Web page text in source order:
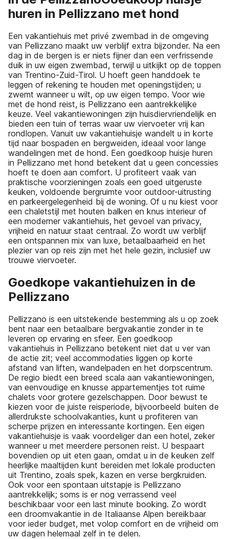
huren in Pellizzano met hond
Een vakantiehuis met privé zwembad in de omgeving
van Pellizzano maakt uw verblijf extra bijzonder. Na een
dag in de bergen is er niets fijner dan een verfrissende
duik in uw eigen zwembad, terwijl u uitkijkt op de toppen
van Trentino-Zuid-Tirol. U hoeft geen handdoek te
leggen of rekening te houden met openingstijden; u
zwemt wanneer u wilt, op uw eigen tempo. Voor wie
met de hond reist, is Pellizzano een aantrekkelijke
keuze. Veel vakantiewoningen zijn huisdiervriendelijk en
bieden een tuin of terras waar uw viervoeter vrij kan
rondlopen. Vanuit uw vakantiehuisje wandelt u in korte
tijd naar bospaden en bergweiden, ideaal voor lange
wandelingen met de hond. Een goedkoop huisje huren
in Pellizzano met hond betekent dat u geen concessies
hoeft te doen aan comfort. U profiteert vaak van
praktische voorzieningen zoals een goed uitgeruste
keuken, voldoende bergruimte voor outdoor-uitrusting
en parkeergelegenheid bij de woning. Of u nu kiest voor
een chaletstijl met houten balken en knus interieur of
een moderner vakantiehuis, het gevoel van privacy,
vrijheid en natuur staat centraal. Zo wordt uw verblijf
een ontspannen mix van luxe, betaalbaarheid en het
plezier van op reis zijn met het hele gezin, inclusief uw
trouwe viervoeter.
Goedkope vakantiehuizen in de
Pellizzano
Pellizzano is een uitstekende bestemming als u op zoek
bent naar een betaalbare bergvakantie zonder in te
leveren op ervaring en sfeer. Een goedkoop
vakantiehuis in Pellizzano betekent niet dat u ver van
de actie zit; veel accommodaties liggen op korte
afstand van liften, wandelpaden en het dorpscentrum.
De regio biedt een breed scala aan vakantiewoningen,
van eenvoudige en knusse appartementjes tot ruime
chalets voor grotere gezelschappen. Door bewust te
kiezen voor de juiste reisperiode, bijvoorbeeld buiten de
allerdrukste schoolvakanties, kunt u profiteren van
scherpe prijzen en interessante kortingen. Een eigen
vakantiehuisje is vaak voordeliger dan een hotel, zeker
wanneer u met meerdere personen reist. U bespaart
bovendien op uit eten gaan, omdat u in de keuken zelf
heerlijke maaltijden kunt bereiden met lokale producten
uit Trentino, zoals spek, kazen en verse bergkruiden.
Ook voor een spontaan uitstapje is Pellizzano
aantrekkelijk; soms is er nog verrassend veel
beschikbaar voor een last minute booking. Zo wordt
een droomvakantie in de Italiaanse Alpen bereikbaar
voor ieder budget, met volop comfort en de vrijheid om
uw dagen helemaal zelf in te delen.